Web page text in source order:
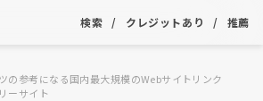
検索 クレジットあり 推薦
の参考になる国内最大規模のWebサイトリンク
ーサイト